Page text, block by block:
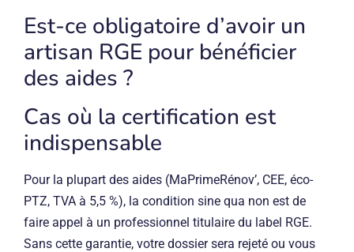
Est-ce obligatoire d’avoir un
artisan RGE pour bénéficier
des aides ?
Cas où la certification est
indispensable
Pour la plupart des aides (MaPrimeRénov’, CEE, éco-
PTZ, TVA à 5,5 %), la condition sine qua non est de
faire appel à un professionnel titulaire du label RGE.
Sans cette garantie, votre dossier sera rejeté ou vous